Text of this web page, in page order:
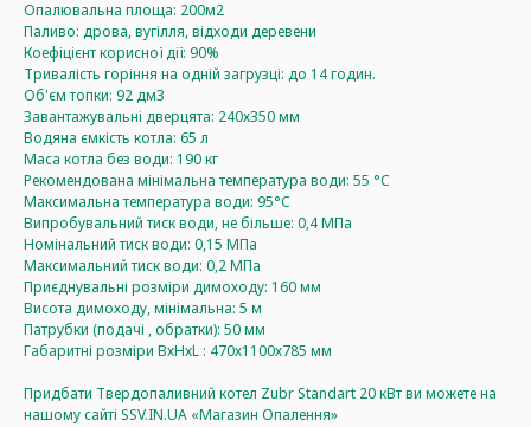
Опалювальна площа: 200м2
Паливо: дрова, вугілля, відходи деревени
Коефіцієнт корисної дії: 90%
Тривалість горіння на одній загрузці: до 14 годин.
Об'єм топки: 92 дм3
Завантажувальні дверцята: 240х350 мм
Водяна ємкість котла: 65 л
Маса котла без води: 190 кг
Рекомендована мінімальна температура води: 55 °C
Максимальна температура води: 95°C
Випробувальний тиск води, не більше: 0,4 МПа
Номінальний тиск води: 0,15 МПа
Максимальний тиск води: 0,2 МПа
Приєднувальні розміри димоходу: 160 мм
Висота димоходу, мінімальна: 5 м
Патрубки (подачі , обратки): 50 мм
Габаритні розміри ВхНхL : 470х1100х785 мм
Придбати Твердопаливний котел Zubr Standart 20 кВт ви можете на
нашому сайті SSV.IN.UA «Магазин Опалення»